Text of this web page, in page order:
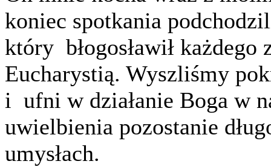
koniec spotkania
który błogosławił
Eucharystią. Wyszliśmy
i ufni w działanie Boga w
uwielbienia pozostanie
umysłach.